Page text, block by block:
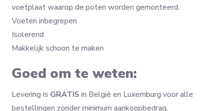
voetplaat waarop de poten worden gemonteerd.
Voeten inbegrepen
Isolerend
Makkelijk schoon te maken
Goed om te weten:
Levering is GRATIS in België en Luxemburg voor alle
bestellingen zonder minimum aankoopbedrag.